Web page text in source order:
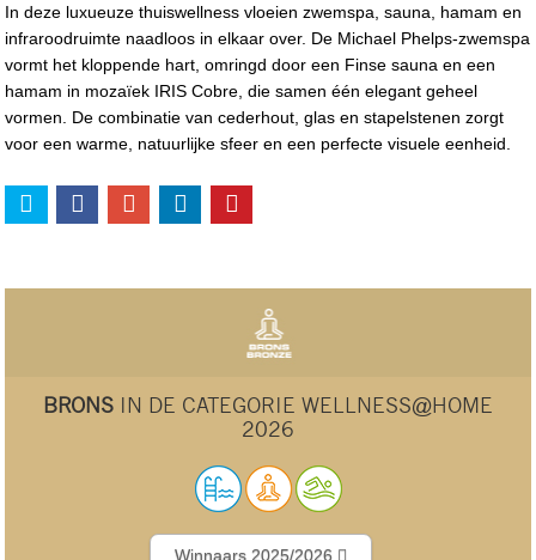
In deze luxueuze thuiswellness vloeien zwemspa, sauna, hamam en
infraroodruimte naadloos in elkaar over. De Michael Phelps-zwemspa
vormt het kloppende hart, omringd door een Finse sauna en een
hamam in mozaïek IRIS Cobre, die samen één elegant geheel
vormen. De combinatie van cederhout, glas en stapelstenen zorgt
voor een warme, natuurlijke sfeer en een perfecte visuele eenheid.
BRONSIN DE CATEGORIE WELLNESS@HOME
2026
Winnaars 2025/2026